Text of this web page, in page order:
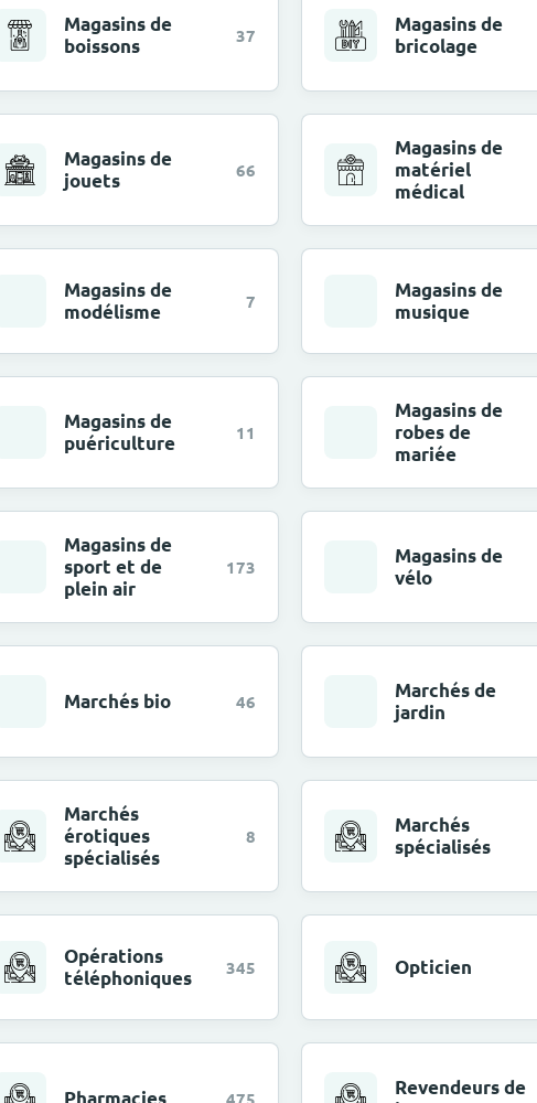
Magasins de
boissons
37
Magasins de
bricolage
Magasins de
jouets
66
Magasins de
matériel
médical
Magasins de
modélisme
7
Magasins de
musique
Magasins de
puériculture
11
Magasins de
robes de
mariée
Magasins de
sport et de
plein air
173
Magasins de
vélo
Marchés bio 46
Marchés de
jardin
Marchés
érotiques
spécialisés
8
Marchés
spécialisés
Opérations
téléphoniques
345 Opticien
Pharmacies 475
Revendeurs de